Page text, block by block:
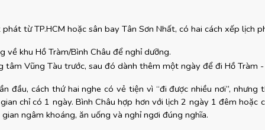
từ TP.HCM hoặc sân bay Tân Sơn Nhất, có hai cách xếp lịch
về khu Hồ Tràm/Bình Châu để nghỉ dưỡng.
tâm Vũng Tàu trước, sau đó dành thêm một ngày để đi Hồ Tràm -
đầu, cách thứ hai nghe có vẻ tiện vì “đi được nhiều nơi”, nhưng
chỉ có 1 ngày. Bình Châu hợp hơn với lịch 2 ngày 1 đêm hoặc
ngâm khoáng, ăn uống và nghỉ ngơi đúng nghĩa.